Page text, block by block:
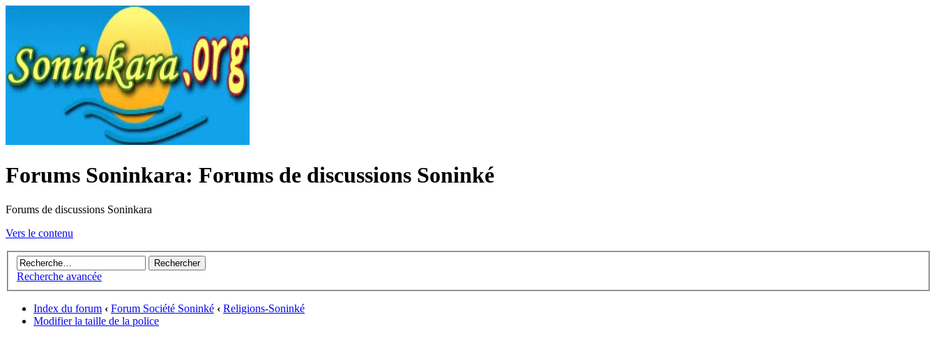
Forums Soninkara: Forums de discussions Soninké
Forums de discussions Soninkara
Vers le contenu
Recherche avancée
Index du forum ‹ Forum Société Soninké ‹ Religions-Soninké
Modifier la taille de la police